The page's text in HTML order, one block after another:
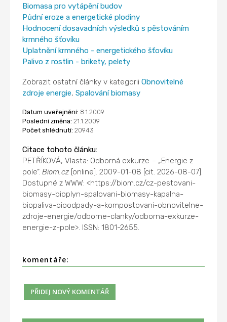
Biomasa pro vytápění budov
Půdní eroze a energetické plodiny
Hodnocení dosavadních výsledků s pěstováním
krmného šťovíku
Uplatnění krmného - energetického šťovíku
Palivo z rostlin - brikety, pelety
Zobrazit ostatní články v kategoriiObnovitelné
zdroje energie,Spalování biomasy
Datum uveřejnění: 8.1.2009
Poslední změna: 21.1.2009
Počet shlédnutí: 20943
Citace tohoto článku:
PETŘÍKOVÁ, Vlasta: Odborná exkurze – „Energie z
pole“.Biom.cz [online]. 2009-01-08 [cit. 2026-08-07].
Dostupné z WWW: <https://biom.cz/cz-pestovani-
biomasy-bioplyn-spalovani-biomasy-kapalna-
biopaliva-bioodpady-a-kompostovani-obnovitelne-
zdroje-energie/odborne-clanky/odborna-exkurze-
energie-z-pole>. ISSN: 1801-2655.
komentáře: